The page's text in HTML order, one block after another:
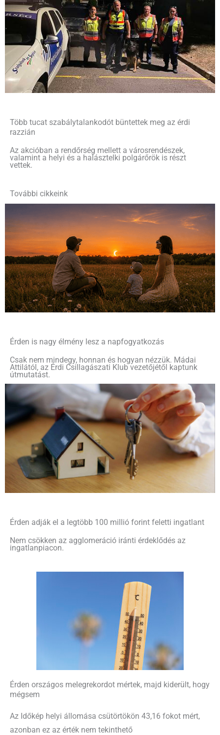
Több tucat szabálytalankodót büntettek meg az érdi
razzián
Az akcióban a rendőrség mellett a városrendészek,
valamint a helyi és a halásztelki polgárőrök is részt
vettek.
További cikkeink
Érden is nagy élmény lesz a napfogyatkozás
Csak nem mindegy, honnan és hogyan nézzük. Mádai
Attilától, az Érdi Csillagászati Klub vezetőjétől kaptunk
útmutatást.
Érden adják el a legtöbb 100 millió forint feletti ingatlant
Nem csökken az agglomeráció iránti érdeklődés az
ingatlanpiacon.
Érden országos melegrekordot mértek, majd kiderült, hogy
mégsem
Az Időkép helyi állomása csütörtökön 43,16 fokot mért,
azonban ez az érték nem tekinthető